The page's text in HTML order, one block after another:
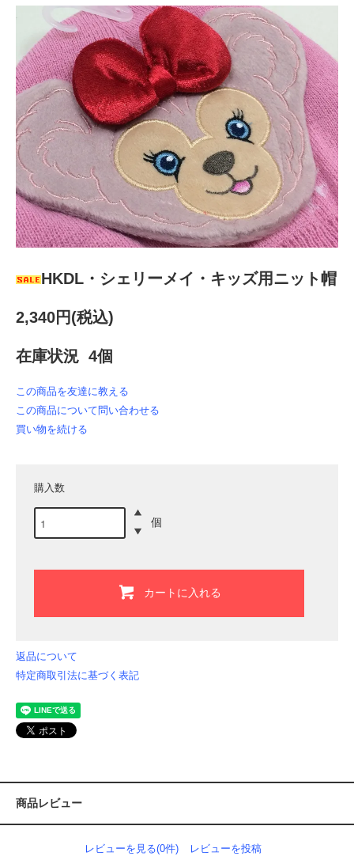
HKDL・シェリーメイ・キッズ用ニット帽
2,340円(税込)
在庫状況 4個
この商品を友達に教える
この商品について問い合わせる
買い物を続ける
購入数
個
カートに入れる
返品について
特定商取引法に基づく表記
商品レビュー
レビューを見る(0件) レビューを投稿